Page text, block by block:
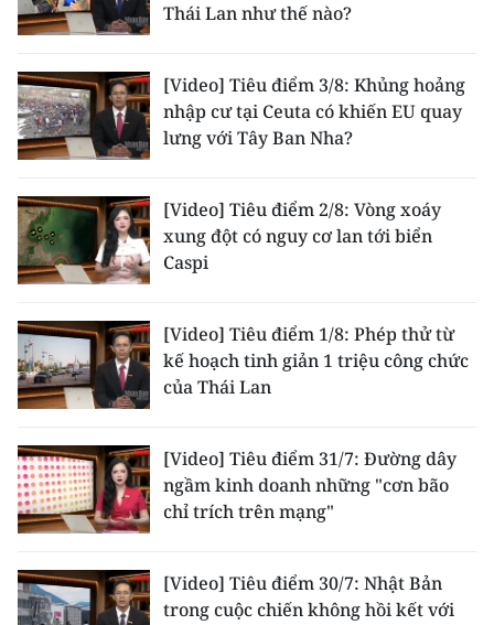
Đồng bằng sông Cửu Long
Chuyên trang Hà Nội
Chuyên trang TP. Hồ Chí Minh
CÁC CHUYÊN TRANG
THỜI NAY
NHÂN DÂN CUỐI TUẦN
NHÂN DÂN HẰNG THÁNG
MUA BÁO
ĐỌC BÁO IN
Thái Lan như thế nào?
[Video] Tiêu điểm 3/8: Khủng hoảng
nhập cư tại Ceuta có khiến EU quay
lưng với Tây Ban Nha?
[Video] Tiêu điểm 2/8: Vòng xoáy
xung đột có nguy cơ lan tới biển
Caspi
[Video] Tiêu điểm 1/8: Phép thử từ
kế hoạch tinh giản 1 triệu công chức
của Thái Lan
[Video] Tiêu điểm 31/7: Đường dây
ngầm kinh doanh những "cơn bão
chỉ trích trên mạng"
[Video] Tiêu điểm 30/7: Nhật Bản
trong cuộc chiến không hồi kết với